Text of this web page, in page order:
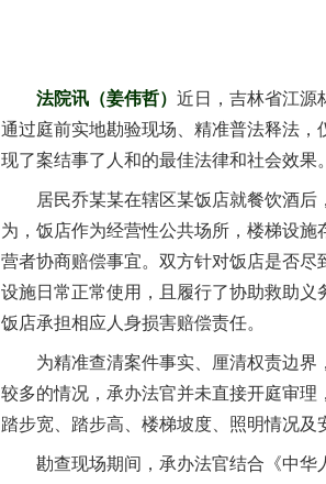
法院讯（姜伟哲） 近日，吉林省江源
通过庭前实地勘验现场、精准普法释法
现了案结事了人和的最佳法律和社会效果。
居民乔某某在辖区某饭店就餐饮酒后
为，饭店作为经营性公共场所，楼梯设
营者协商赔偿事宜。双方针对饭店是否
设施日常正常使用，且履行了协助救助
饭店承担相应人身损害赔偿责任。
为精准查清案件事实、厘清权责边界
较多的情况，承办法官并未直接开庭审理
踏步宽、踏步高、楼梯坡度、照明情况及
勘查现场期间，承办法官结合《中华